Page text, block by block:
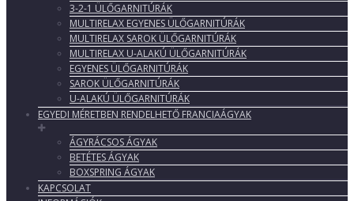
3-2-1 ÜLŐGARNITÚRÁK
MULTIRELAX EGYENES ÜLŐGARNITÚRÁK
MULTIRELAX SAROK ÜLŐGARNITÚRÁK
MULTIRELAX U-ALAKÚ ÜLŐGARNITÚRÁK
EGYENES ÜLŐGARNITÚRÁK
SAROK ÜLŐGARNITÚRÁK
U-ALAKÚ ÜLŐGARNITÚRÁK
EGYEDI MÉRETBEN RENDELHETŐ FRANCIAÁGYAK
ÁGYRÁCSOS ÁGYAK
BETÉTES ÁGYAK
BOXSPRING ÁGYAK
KAPCSOLAT